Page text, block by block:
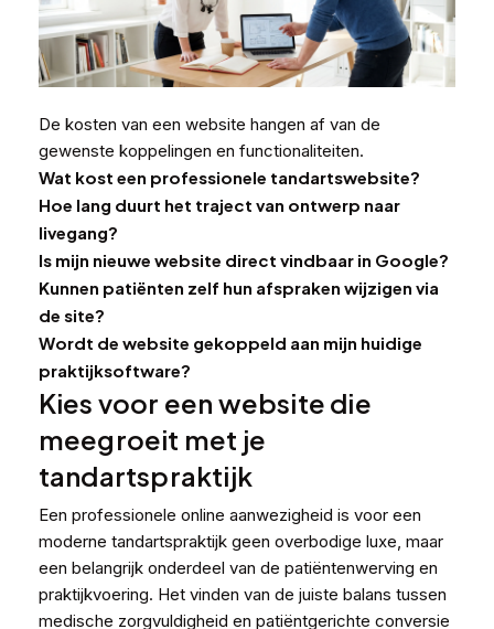
De kosten van een website hangen af van de
gewenste koppelingen en functionaliteiten.
Wat kost een professionele tandartswebsite?
Hoe lang duurt het traject van ontwerp naar
livegang?
Is mijn nieuwe website direct vindbaar in Google?
Kunnen patiënten zelf hun afspraken wijzigen via
de site?
Wordt de website gekoppeld aan mijn huidige
praktijksoftware?
Kies voor een website die
meegroeit met je
tandartspraktijk
Een professionele online aanwezigheid is voor een
moderne tandartspraktijk geen overbodige luxe, maar
een belangrijk onderdeel van de patiëntenwerving en
praktijkvoering. Het vinden van de juiste balans tussen
medische zorgvuldigheid en patiëntgerichte conversie